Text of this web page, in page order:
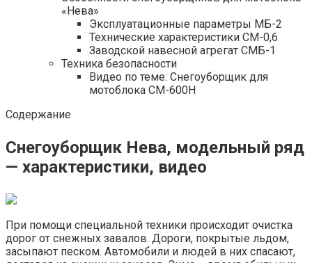
«Нева»
Эксплуатационные параметры МБ-2
Технические характеристики СМ-0,6
Заводской навесной агрегат СМБ-1
Техника безопасности
Видео по теме: Снегоуборщик для
мотоблока СМ-600Н
Содержание
Снегоуборщик Нева, модельный ряд
— характеристики, видео
При помощи специальной техники происходит очистка
дорог от снежных завалов. Дороги, покрытые льдом,
засыпают песком. Автомобили и людей в них спасают,